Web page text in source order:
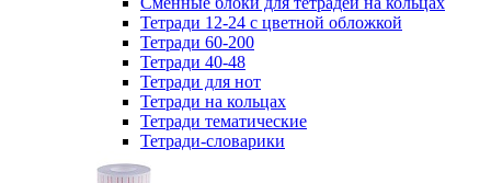
Тетради 12-24 с цветной обложкой
Тетради 60-200
Тетради 40-48
Тетради для нот
Тетради на кольцах
Тетради тематические
Тетради-словарики